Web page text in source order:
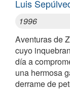
Luis
1996
Aventuras de
cuyo
día a
una hermosa
derrame de